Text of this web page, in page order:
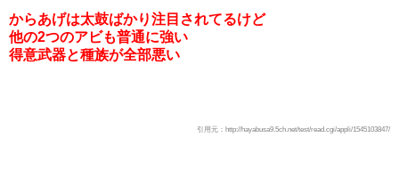
からあげは太鼓ばかり注目されてるけど
他の2つのアビも普通に強い
得意武器と種族が全部悪い
引用元：http://hayabusa9.5ch.net/test/read.cgi/appli/1545103847/